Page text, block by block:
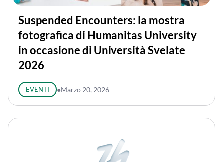
Suspended Encounters: la mostra
fotografica di Humanitas University
in occasione di Università Svelate
2026
EVENTI ●Marzo 20, 2026